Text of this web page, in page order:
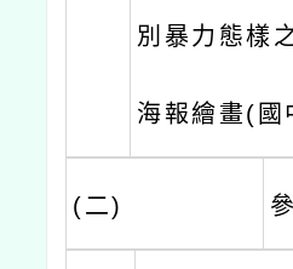
別暴力態樣
海報繪畫(國
(二)